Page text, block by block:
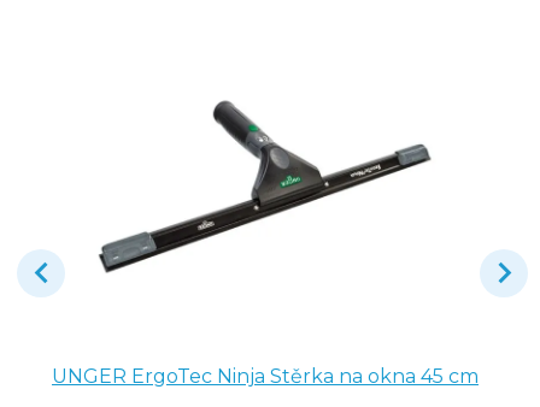
UNGER ErgoTec Ninja Stěrka na okna 45 cm